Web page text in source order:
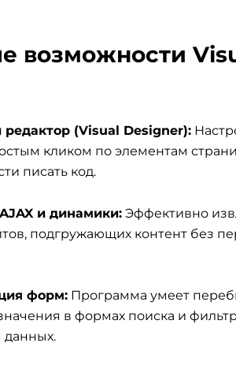
возможности
(Visual Designer):
кликом по элементам
писать код.
и динамики: Эффективно
подгружающих контент без
форм: Программа умеет
в формах поиска и
данных.